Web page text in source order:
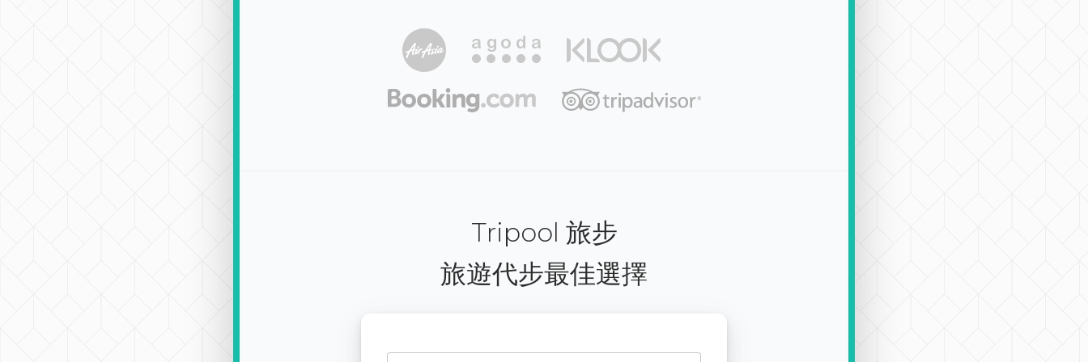
Tripool 旅步
旅遊代步最佳選擇